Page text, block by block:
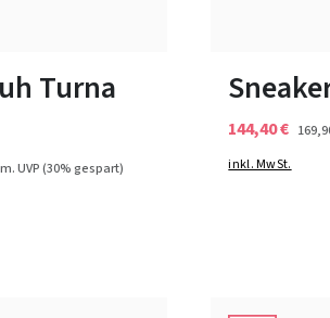
Turna
UVP(30% gespart)
144,40 €
inkl. MwSt.